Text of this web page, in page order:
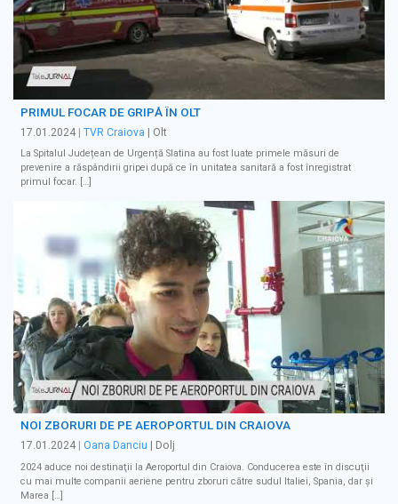
PRIMUL FOCAR DE GRIPĂ ÎN OLT
17.01.2024 | TVR Craiova | Olt
La Spitalul Județean de Urgență Slatina au fost luate primele măsuri de
prevenire a răspândirii gripei după ce în unitatea sanitară a fost înregistrat
primul focar. […]
NOI ZBORURI DE PE AEROPORTUL DIN CRAIOVA
17.01.2024 Oana Danciu | Dolj
2024 aduce noi destinaţii la Aeroportul din Craiova. Conducerea este în discuţii
cu mai multe companii aeriene pentru zboruri către sudul Italiei, Spania, dar şi
Marea […]